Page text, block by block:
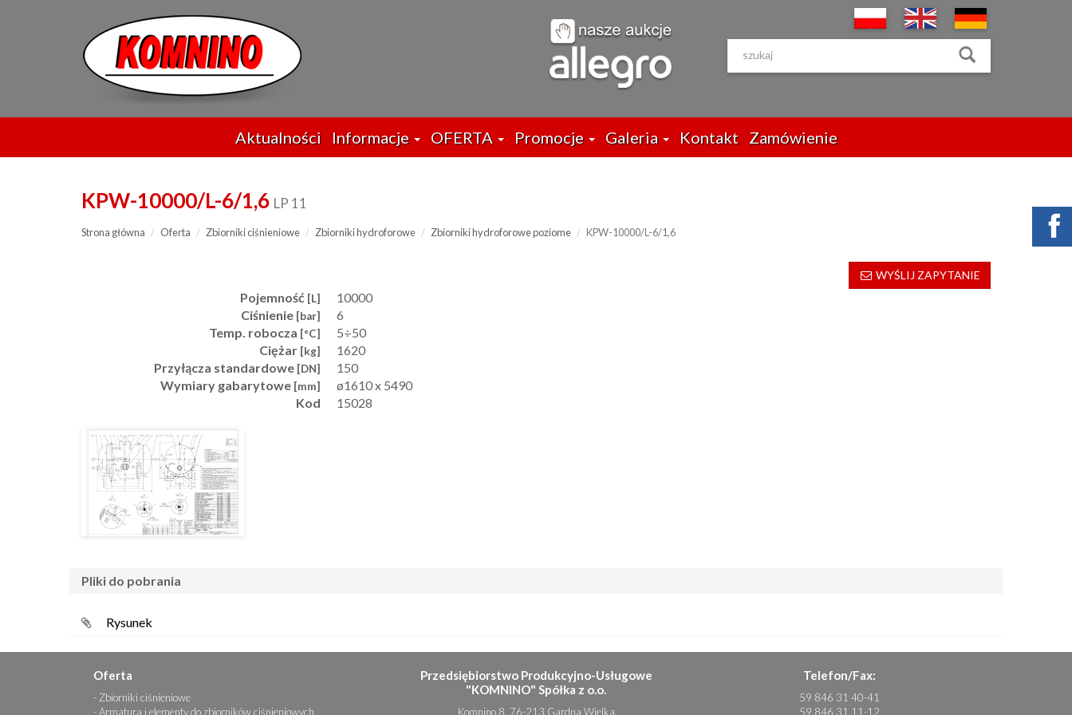
Aktualności Informacje OFERTA Promocje Galeria Kontakt Zamówienie
KPW-10000/L-6/1,6 LP 11
Strona główna Oferta Zbiorniki ciśnieniowe Zbiorniki hydroforowe Zbiorniki hydroforowe poziome KPW-10000/L-6/1,6
WYŚLIJ ZAPYTANIE
Pojemność [L]
10000
Ciśnienie [bar]
6
Temp. robocza [°C]
5÷50
Ciężar [kg]
1620
Przyłącza standardowe [DN]
150
Wymiary gabarytowe [mm]
ø1610 x 5490
Kod
15028
pliki do pobrania
Rysunek
Oferta
Zbiorniki ciśnieniowe
Armatura i elementy do zbiorników ciśnieniowych
Przedsiębiorstwo Produkcyjno-Usługowe
"KOMNINO" Spółka z o.o.
Komnino 8, 76-213 Gardna Wielka
Telefon/Fax:
59 846 31 40-41
59 846 31 11-12